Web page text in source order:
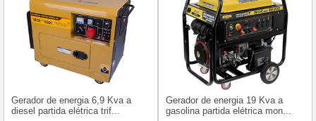
Gerador de energia 6,9 Kva a
diesel partida elétrica trif...
Gerador de energia 19 Kva a
gasolina partida elétrica mon...